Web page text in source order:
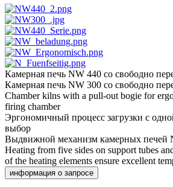
Камерная печь NW 440 со свободно
Камерная печь NW 300 со свободно
Chamber kilns with a pull-out bogie for
firing chamber
Эргономичный процесс загрузки с
выбор
Выдвижной механизм камерных печей
Heating from five sides on support tubes
of the heating elements ensure excellent
информация о запросе